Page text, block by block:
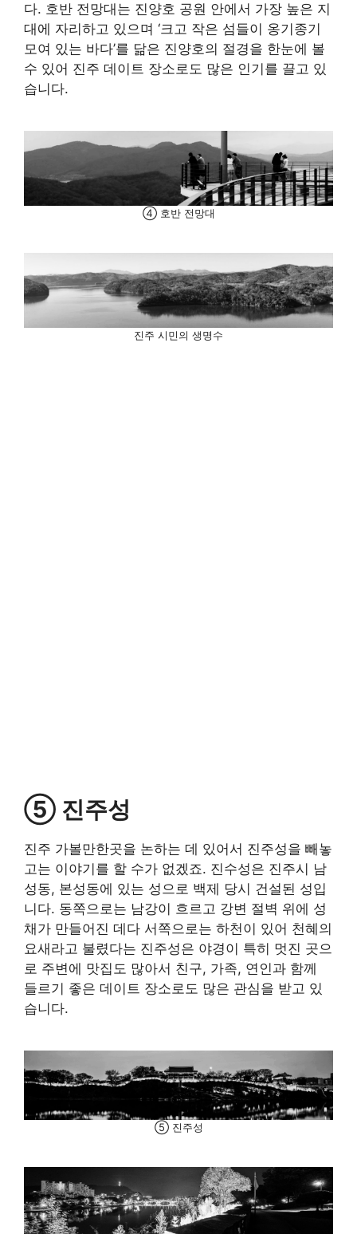
다. 호반 전망대는 진양호 공원 안에서 가장 높은 지
대에 자리하고 있으며 ‘크고 작은 섬들이 옹기종기
모여 있는 바다’를 닮은 진양호의 절경을 한눈에 볼
수 있어 진주 데이트 장소로도 많은 인기를 끌고 있
습니다.
④ 호반 전망대
진주 시민의 생명수
⑤ 진주성
진주 가볼만한곳을 논하는 데 있어서 진주성을 빼놓
고는 이야기를 할 수가 없겠죠. 진수성은 진주시 남
성동, 본성동에 있는 성으로 백제 당시 건설된 성입
니다. 동쪽으로는 남강이 흐르고 강변 절벽 위에 성
채가 만들어진 데다 서쪽으로는 하천이 있어 천혜의
요새라고 불렸다는 진주성은 야경이 특히 멋진 곳으
로 주변에 맛집도 많아서 친구, 가족, 연인과 함께
들르기 좋은 데이트 장소로도 많은 관심을 받고 있
습니다.
⑤ 진주성